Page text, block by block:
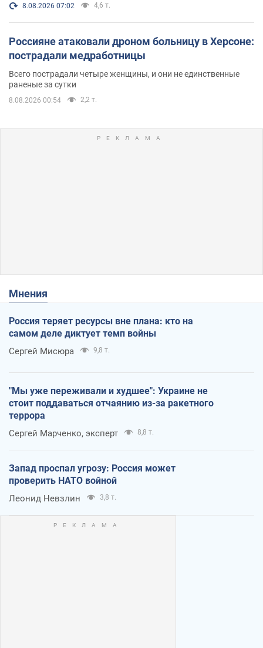
8.08.2026 07:02 4,6 т.
Россияне атаковали дроном больницу в Херсоне:
пострадали медработницы
Всего пострадали четыре женщины, и они не единственные
раненые за сутки
8.08.2026 00:54 2,2 т.
Мнения
Россия теряет ресурсы вне плана: кто на
самом деле диктует темп войны
Сергей Мисюра 9,8 т.
"Мы уже переживали и худшее": Украине не
стоит поддаваться отчаянию из-за ракетного
террора
Сергей Марченко, эксперт 8,8 т.
Запад проспал угрозу: Россия может
проверить НАТО войной
Леонид Невзлин 3,8 т.